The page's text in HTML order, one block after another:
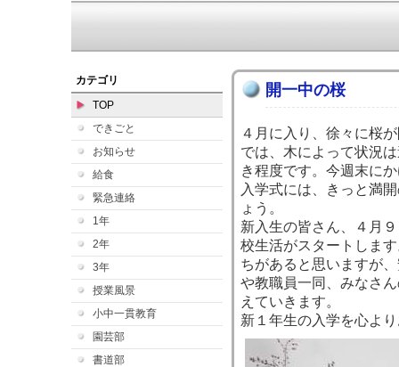
カテゴリ
TOP
できごと
お知らせ
給食
緊急連絡
1年
2年
3年
授業風景
小中一貫教育
園芸部
書道部
開一中の桜
４月に入り、徐々に桜
では、木によって状況
き程度です。今週末に
入学式には、きっと満
ょう。
新入生の皆さん、４月
校生活がスタートしま
ちがあると思いますが
や教職員一同、みなさ
えていきます。
新１年生の入学を心よ